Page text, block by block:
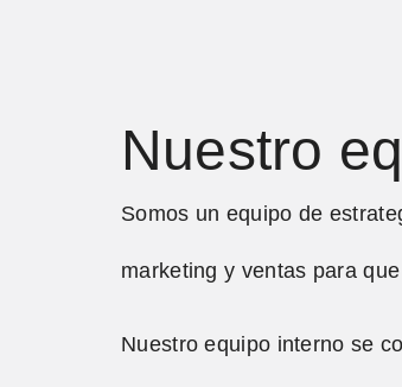
Nuestro
Somos un equipo de
marketing y ventas para
Nuestro equipo interno se